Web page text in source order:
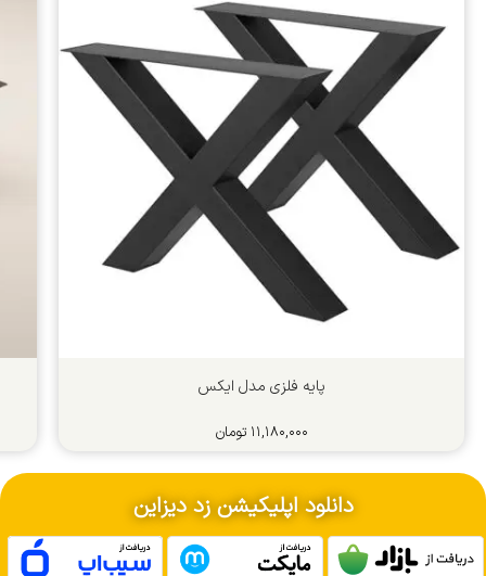
پایه فلزی مدل ایکس
۱۱,۱۸۰,۰۰۰ تومان
دانلود اپلیکیشن زد دیزاین